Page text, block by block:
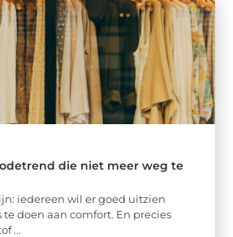
die niet meer weg te
iedereen wil er goed uitzien
te doen aan comfort. En precies
...